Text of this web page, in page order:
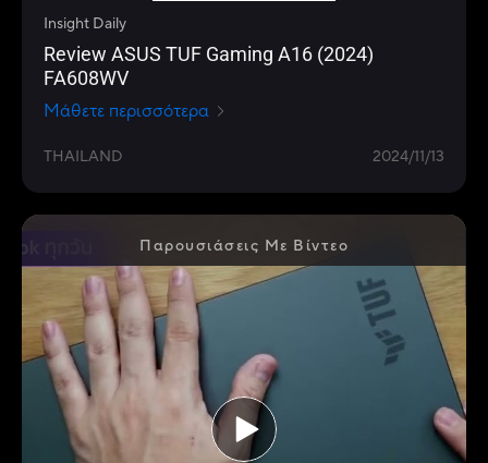
Insight Daily
Review ASUS TUF Gaming A16 (2024)
FA608WV
Μάθετε περισσότερα
THAILAND 2024/11/13
Παρουσιάσεις Με Βίντεο